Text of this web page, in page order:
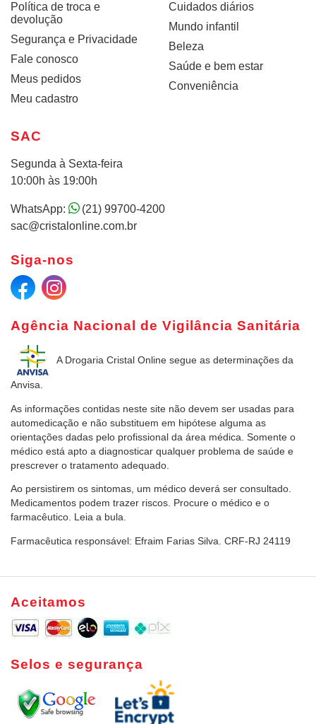
Política de troca e
devolução
Segurança e Privacidade
Fale conosco
Meus pedidos
Meu cadastro
Cuidados diários
Mundo infantil
Beleza
Saúde e bem estar
Conveniência
Agência Nacional de Vigilância Sanitária
A Drogaria Cristal Online segue as determinações da
Anvisa.
As informações contidas neste site não devem ser usadas para
automedicação e não substituem em hipótese alguma as
orientações dadas pelo profissional da área médica. Somente o
médico está apto a diagnosticar qualquer problema de saúde e
prescrever o tratamento adequado.
Ao persistirem os sintomas, um médico deverá ser consultado.
Medicamentos podem trazer riscos. Procure o médico e o
farmacêutico. Leia a bula.
Farmacêutica responsável: Efraim Farias Silva. CRF-RJ 24119
SAC
Segunda à Sexta-feira
10:00h às 19:00h
WhatsApp:
(21) 99700-4200
sac@cristalonline.com.br
Siga-nos
Aceitamos
Selos e segurança